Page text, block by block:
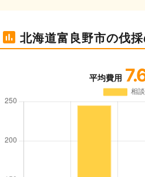
北海道富良野市の伐
平均費用